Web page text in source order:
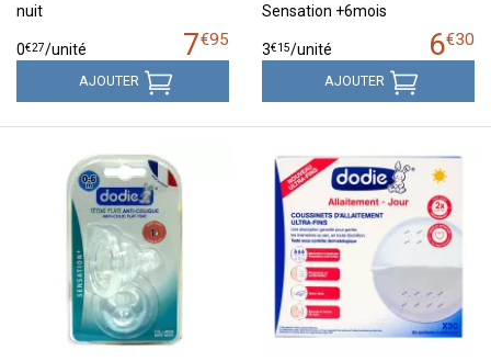
nuit
7€95
0€27/unité
AJOUTER
Sensation +6mois
6€30
3€15/unité
AJOUTER